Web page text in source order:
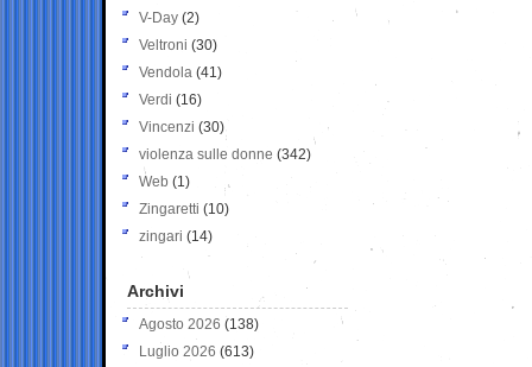
V-Day (2)
Veltroni (30)
Vendola (41)
Verdi (16)
Vincenzi (30)
violenza sulle donne (342)
Web (1)
Zingaretti (10)
zingari (14)
Archivi
Agosto 2026 (138)
Luglio 2026 (613)